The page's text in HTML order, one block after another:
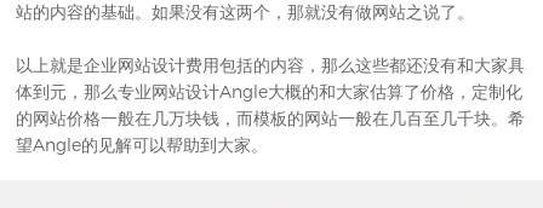
站的内容的基础。如果没有这两个，那就没有做网站之说了。
以上就是企业网站设计费用包括的内容，那么这些都还没有和大家具
体到元，那么专业网站设计Angle大概的和大家估算了价格，定制化
的网站价格一般在几万块钱，而模板的网站一般在几百至几千块。希
望Angle的见解可以帮助到大家。